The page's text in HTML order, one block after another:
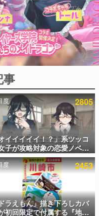
ジビュー数万以上！ などな
電ファミ渾身の“殿堂入り”記
々に製作時のエピソードをお
ーム）とは何か？を探ってい
。『赫本』は、〈試験問題〉
です。
場を担う若きクリエイター達
情熱を探っていきます。
度 2805
オイイイイイ！？」系ツッコ
子が攻略対象の恋愛ノベル
ム『美術部カノジョ』
ストアページが公開。
前らーそろそろ自重しろ
？＾＾」暗黒微笑の夢女子
萌え声不思議ちゃん女子と
を謳歌
度 2453
ドラえもん」描き下ろしカバ
初回限定で付属する『地球